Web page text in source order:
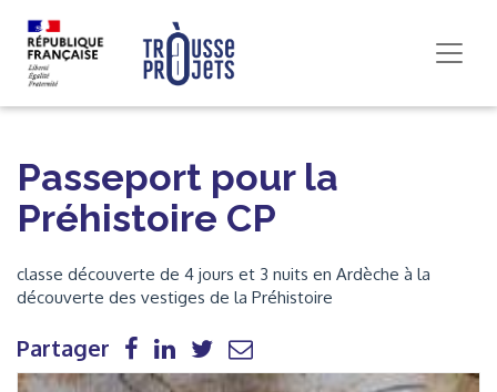
Passeport pour la
Préhistoire CP
classe découverte de 4 jours et 3 nuits en Ardèche à la
découverte des vestiges de la Préhistoire
Partager